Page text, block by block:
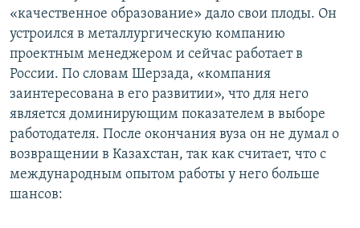
«качественное образование» дало свои плоды. Он
устроился в металлургическую компанию
проектным менеджером и сейчас работает в
России. По словам Шерзада, «компания
заинтересована в его развитии», что для него
является доминирующим показателем в выборе
работодателя. После окончания вуза он не думал о
возвращении в Казахстан, так как считает, что с
международным опытом работы у него больше
шансов: